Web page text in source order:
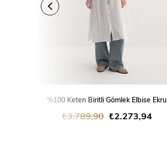
SEPETE EKLE
%100 Keten Biritli Gömlek Elbise Ekru
₺2.273,94
₺3.789,90